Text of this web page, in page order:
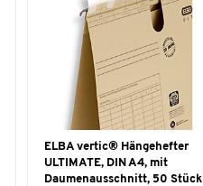
ELBA vertic® Hängehefter
ULTIMATE, DIN A4, mit
Daumenausschnitt, 50 Stück